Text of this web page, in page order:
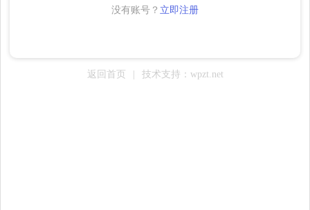
没有账号？ 立即注册
返回首页 技术支持：wpzt.net